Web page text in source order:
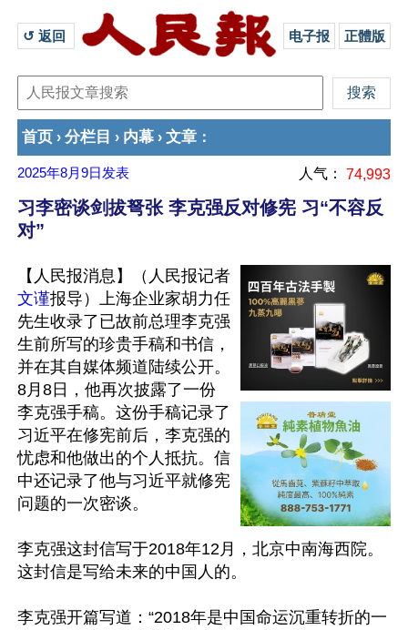
↺ 返回 电子报 正體版
首页 › 分栏目 › 内幕 › 文章 ：
2025年8月9日 发表 人气： 74,993
习李密谈剑拔弩张 李克强反对修宪 习“不容反
对”
【人民报消息】（人民报记者
文谨报导）上海企业家胡力任
先生收录了已故前总理李克强
生前所写的珍贵手稿和书信，
并在其自媒体频道陆续公开。
8月8日，他再次披露了一份
李克强手稿。这份手稿记录了
习近平在修宪前后，李克强的
忧虑和他做出的个人抵抗。信
中还记录了他与习近平就修宪
问题的一次密谈。
李克强这封信写于2018年12月，北京中南海西院。
这封信是写给未来的中国人的。
李克强开篇写道：“2018年是中国命运沉重转折的一